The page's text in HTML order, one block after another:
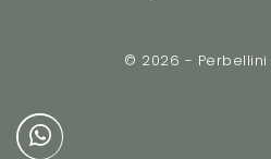
© 2026 - Perbellini